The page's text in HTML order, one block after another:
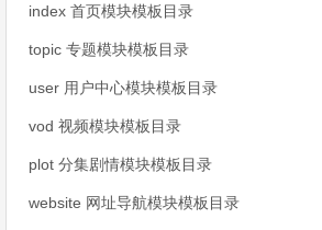
index 首页模块模板目录
topic 专题模块模板目录
user 用户中心模块模板目录
vod 视频模块模板目录
plot 分集剧情模块模板目录
website 网址导航模块模板目录